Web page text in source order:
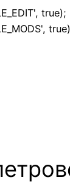
true);